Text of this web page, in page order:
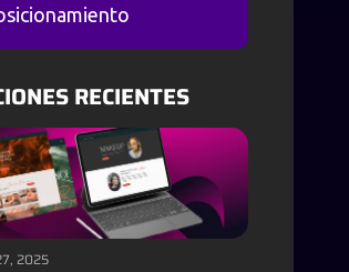
RECIENTES
2025